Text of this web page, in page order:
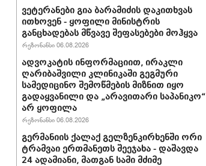
ვეტერანები გია ბარამიძის დაკითხვას
ითხოვენ - ყოფილი მინისტრის
განცხადებას მწვავე შეფასებები მოჰყვა
რეზონანსი 06.08.2026
ადვოკატის ინფორმაციით, ირაკლი
ღარიბაშვილი კლინიკაში გეგმური
სამედიცინო შემოწმების მიზნით იყო
გადაყვანილი და „არავითარი საპანიკო“
არ ყოფილა
რეზონანსი 06.08.2026
გერმანიის ქალაქ გელზენკირხენში ორი
ტრამვაი ერთმანეთს შეეჯახა - დაშავდა
24 ადამიანი, მათგან სამი მძიმე